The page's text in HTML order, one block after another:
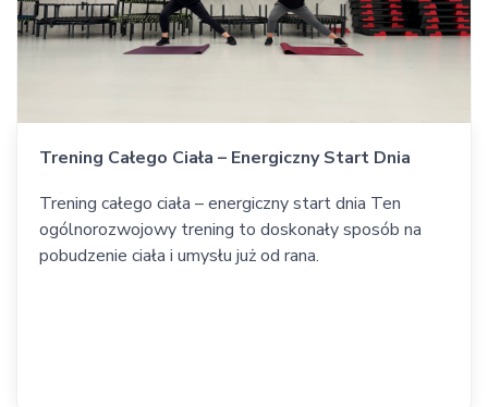
Trening Całego Ciała – Energiczny Start Dnia
Trening całego ciała – energiczny start dnia Ten
ogólnorozwojowy trening to doskonały sposób na
pobudzenie ciała i umysłu już od rana.